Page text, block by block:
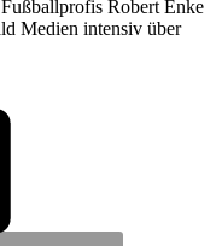
Robert Enke
Medien intensiv über